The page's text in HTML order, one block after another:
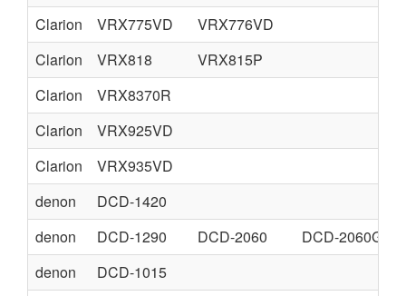
Clarion
VRX775VD
VRX776VD
Clarion
VRX818
VRX815P
Clarion
VRX8370R
Clarion
VRX925VD
Clarion
VRX935VD
denon
DCD-1420
denon
DCD-1290 DCD-2060
DCD-2060G
denon
DCD-1015